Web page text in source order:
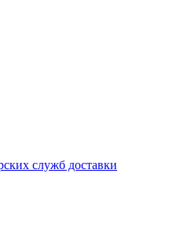
служб доставки